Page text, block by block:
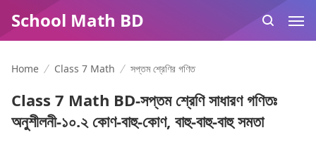
School Math BD
Home Class 7 Math সপ্তম শ্রেণির গণিত
Class 7 Math BD-সপ্তম শ্রেণি সাধারণ গণিতঃ
অনুশীলনী-১০.২ কোণ-বাহু-কোণ, বাহু-বাহু-বাহু সমতা